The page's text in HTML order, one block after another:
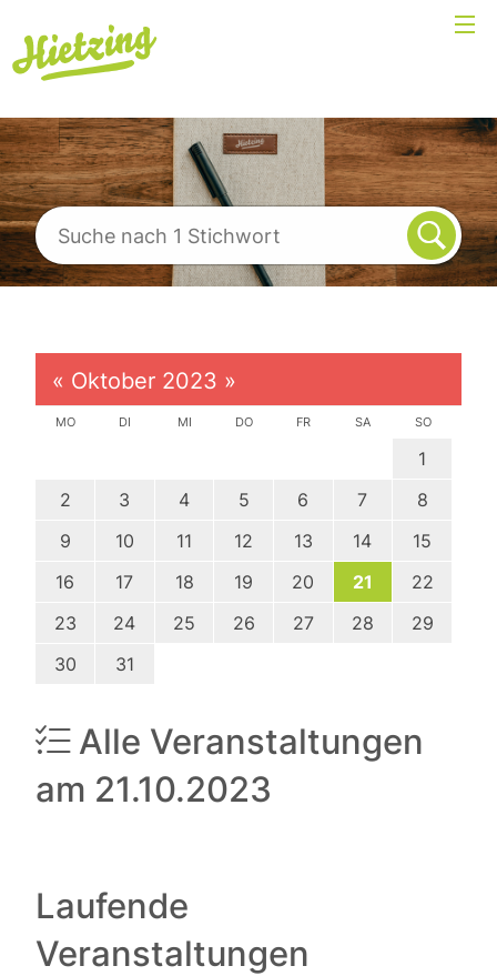
« Oktober 2023 »
MO DI MI DO FR SA SO
1
2
3 4 5 6 7
8
9
10 11 12 13 14
15
16
17 18 19 20 21
22
23
24 25 26 27 28
29
30
31
Alle Veranstaltungen
am 21.10.2023
Laufende
Veranstaltungen